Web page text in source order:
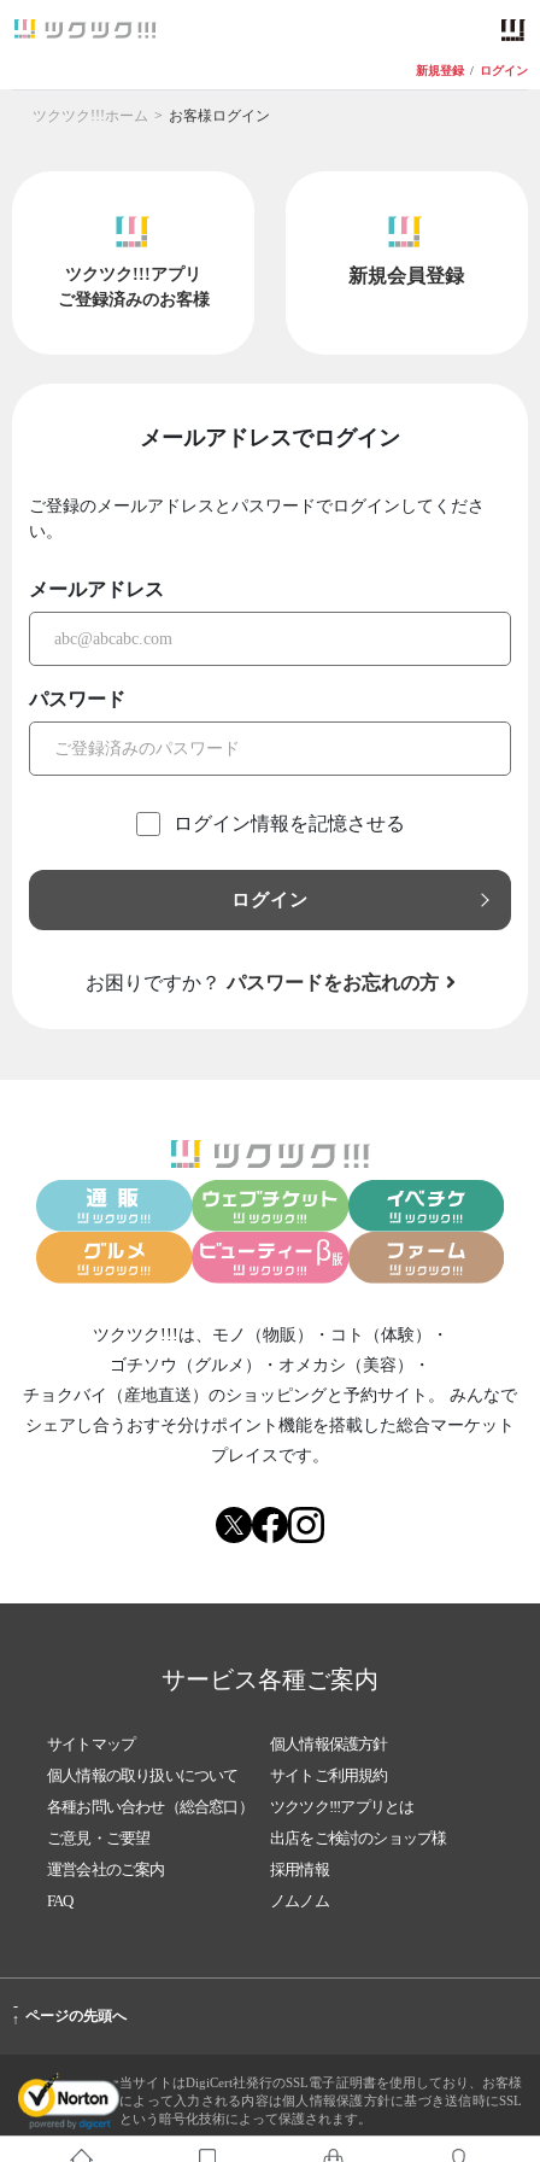
新規登録 / ログイン
ツクツク!!!ホーム お客様ログイン
ツクツク!!!アプリ
ご登録済みのお客様
新規会員登録
メールアドレスでログイン
ご登録のメールアドレスとパスワードでログインしてくださ
い。
メールアドレス
パスワード
ログイン情報を記憶させる
ログイン
お困りですか？ パスワードをお忘れの方
ツクツク!!!は、 モノ（物販） ・ コト（体験）
・
ゴチソウ（グルメ）
・ オメカシ（美容）
・
チョクバイ（産地直送） のショッピングと予約サイト。
みんなで
シェアし合う おすそ分けポイント機能を搭載した総合マーケット
プレイスです。
サービス各種ご案内
サイトマップ
個人情報保護方針
個人情報の取り扱いについて
サイトご利用規約
各種お問い合わせ（総合窓口）
ツクツク!!!アプリとは
ご意見・ご要望
出店をご検討のショップ様
運営会社のご案内
採用情報
FAQ
ノムノム
-
↑ ページの先頭へ
当サイトはDigiCert社発行のSSL電子証明書を使用しており、お客様
によって入力される内容は個人情報保護方針に基づき送信時にSSL
という暗号化技術によって保護されます。